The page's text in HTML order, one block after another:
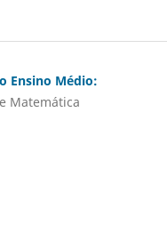
Ensino Médio:
Matemática